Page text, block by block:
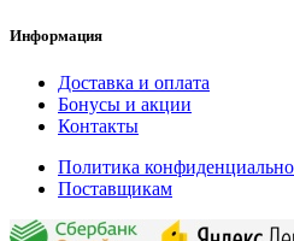
Информация
Доставка и оплата
Бонусы и акции
Контакты
Политика
Поставщикам